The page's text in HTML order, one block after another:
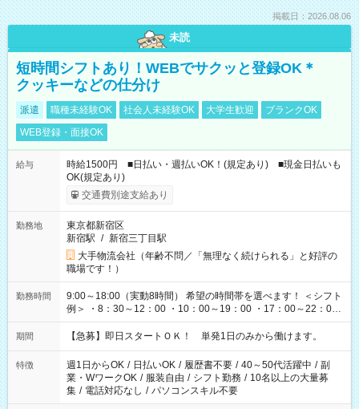
掲載日：2026.08.06
未読
短時間シフトあり！WEBでサクッと登録OK＊
クッキーなどの仕分け
派遣 職種未経験OK 社会人未経験OK 大学生歓迎
ブランクOK
WEB登録・面接OK
給与
時給1500円 ■日払い・週払いOK！(規定あり) ■現金日払いも
OK(規定あり)
交通費別途支給あり
勤務地
東京都新宿区
新宿駅 / 新宿三丁目駅
大手物流会社（年齢不問／「無理なく続けられる」と好評の
職場です！）
勤務時間
9:00～18:00（実動8時間） 希望の時間帯を選べます！ ＜シフト
例＞ ・8：30～12：00 ・10：00～19：00 ・17：00～22：00
・13：00～22：00 ・22：00～翌6：00 など
期間 【急募】即日スタートＯＫ！ 単発1日のみから働けます。
特徴 週1日からOK / 日払いOK / 履歴書不要 / 40～50代活躍中 / 副
業・WワークOK / 服装自由 / シフト勤務 / 10名以上の大量募
集 / 電話対応なし / パソコンスキル不要